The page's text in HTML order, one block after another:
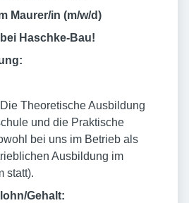
Maurer/in (m/w/d)
Haschke-Bau!
Theoretische Ausbildung
und die Praktische
bei uns im Betrieb als
Ausbildung im
statt).
Gehalt: